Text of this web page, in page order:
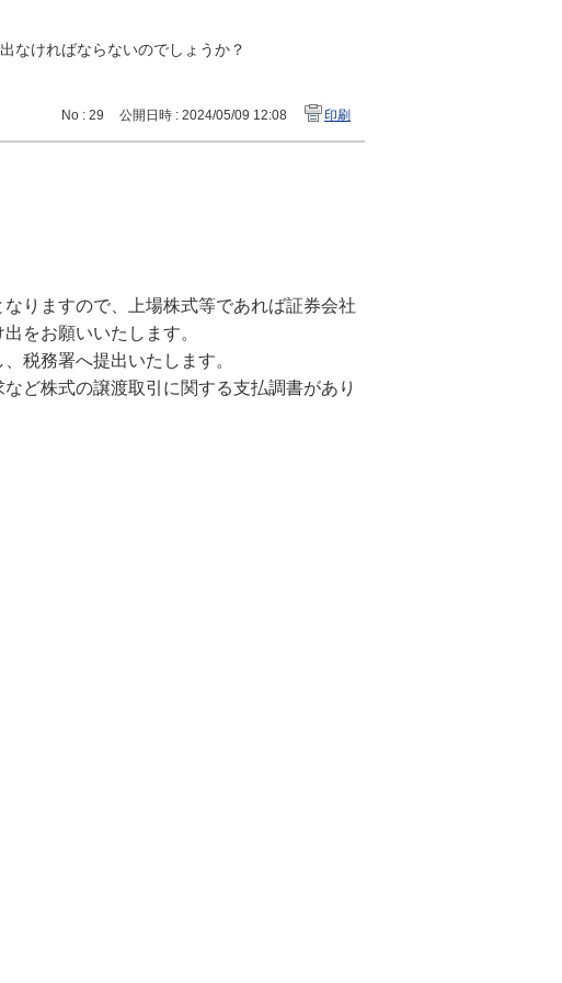
なければならないのでしょうか？
No : 29 公開日時 : 2024/05/09 12:08 印刷
りますので、上場株式等であれば証券会社
をお願いいたします。
税務署へ提出いたします。
ど株式の譲渡取引に関する支払調書があり